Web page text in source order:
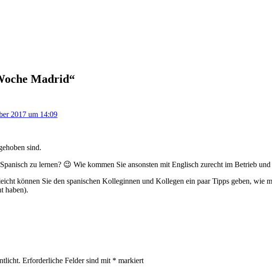
Madrid“
2017 um 14:09
sind.
zu lernen? 😉 Wie kommen Sie ansonsten mit Englisch zurecht im Betrieb
können Sie den spanischen Kolleginnen und Kollegen ein paar Tipps geben, wie
haben).
Erforderliche Felder sind mit * markiert